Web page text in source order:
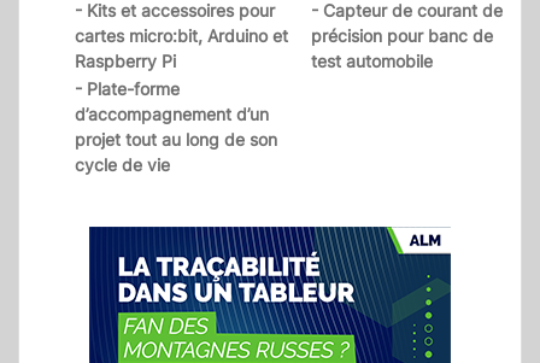
- Kits et accessoires pour
cartes micro:bit, Arduino et
Raspberry Pi
- Capteur de courant de
précision pour banc de
test automobile
- Plate-forme
d’accompagnement d’un
projet tout au long de son
cycle de vie